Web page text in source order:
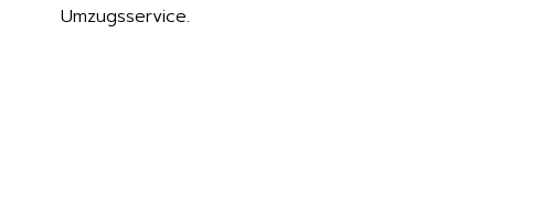
Umzugsservice.